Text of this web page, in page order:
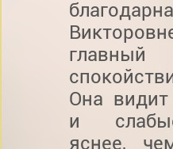
Она
и
яснее,